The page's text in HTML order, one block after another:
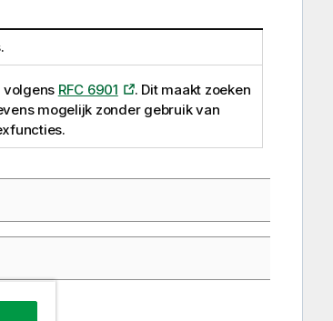
volgens RFC 6901
. Dit maakt zoeken
mogelijk zonder gebruik van